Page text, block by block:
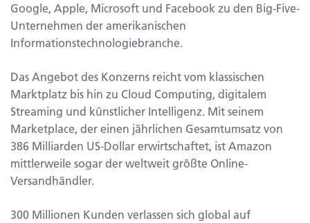
Google, Apple, Microsoft und Facebook zu den Big-Five-
Unternehmen der amerikanischen
Informationstechnologiebranche.
Das Angebot des Konzerns reicht vom klassischen
Marktplatz bis hin zu Cloud Computing, digitalem
Streaming und künstlicher Intelligenz. Mit seinem
Marketplace, der einen jährlichen Gesamtumsatz von
386 Milliarden US-Dollar erwirtschaftet, ist Amazon
mittlerweile sogar der weltweit größte Online-
Versandhändler.
300 Millionen Kunden verlassen sich global auf